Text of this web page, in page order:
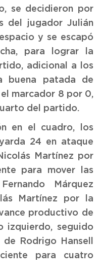
se decidieron por
del jugador Julián
y se escapó
para lograr la
adicional a los
buena patada de
marcador 8 por 0,
del partido.
en el cuadro, los
24 en ataque
Martínez por
para mover las
Márquez
Martínez por la
productivo de
izquierdo, seguido
Rodrigo Hansell
para cuatro